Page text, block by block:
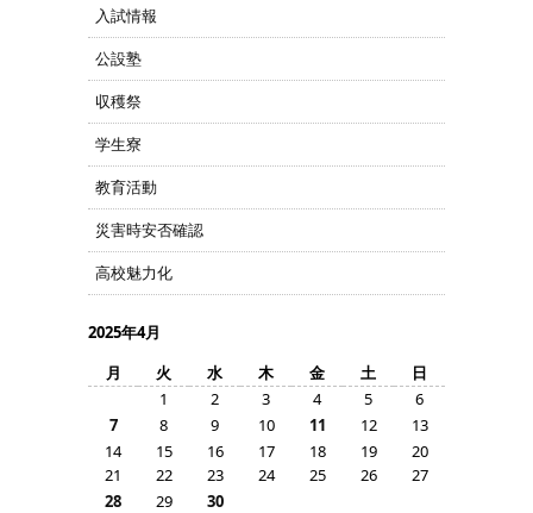
入試情報
公設塾
収穫祭
学生寮
教育活動
災害時安否確認
高校魅力化
2025年4月
月
火 水 木 金 土
日
1
2 3 4 5
6
7
8 9 10 11 12
13
14
15 16 17 18 19
20
21
22 23 24 25 26
27
28
29 30